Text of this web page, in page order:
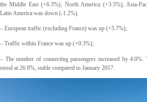
the Middle East (+6.3%), North America (+3.5%), Asia-
Latin America was down (-1.2%).
– European traffic (excluding France) was up (+5.7%);
– Traffic within France was up (+0.3%);
– The number of connecting passengers increased by 4.0%.
stood at 26.0%, stable compared to January 2017.